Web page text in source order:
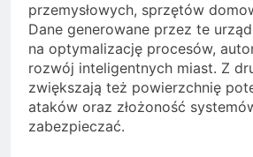
przemysłowych, sprzętów
Dane generowane przez te
na optymalizację procesów,
rozwój inteligentnych miast. Z
zwiększają też powierzchnię
ataków oraz złożoność
zabezpieczać.